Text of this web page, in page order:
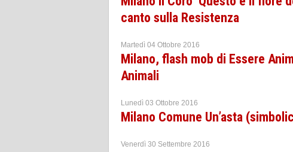
canto sulla Resistenza
Martedì 04 Ottobre 2016
Milano, flash mob di Essere
Animali
Lunedì 03 Ottobre 2016
Milano Comune Un’asta
Venerdì 30 Settembre 2016